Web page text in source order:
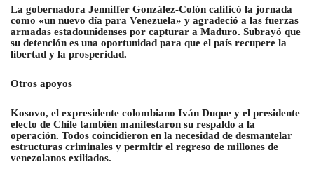
La gobernadora Jenniffer González-Colón calificó la jornada
como «un nuevo día para Venezuela» y agradeció a las fuerzas
armadas estadounidenses por capturar a Maduro. Subrayó que
su detención es una oportunidad para que el país recupere la
libertad y la prosperidad.
Otros apoyos
Kosovo, el expresidente colombiano Iván Duque y el presidente
electo de Chile también manifestaron su respaldo a la
operación. Todos coincidieron en la necesidad de desmantelar
estructuras criminales y permitir el regreso de millones de
venezolanos exiliados.